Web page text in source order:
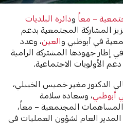
– معاً ودائرة البلديات
المشاركة المجتمعية بدعم
في أبوظبي والعين، وعدد
إطار جهودها المشتركة الرامية
الأولويات الاجتماعية.
الدكتور مغير خميس الخييلي،
أبوظبي، وسعادة سلامة
المساهمات المجتمعية – معاً،
العام لشؤون العمليات في